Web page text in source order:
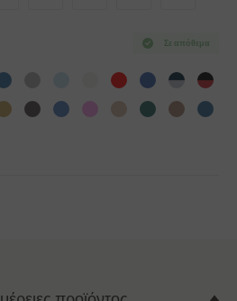
Σε απόθεμα